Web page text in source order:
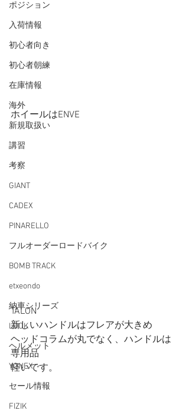
ポジション
入荷情報
初心者向き
初心者朝練
在庫情報
海外
新規取扱い
講習
考察
GIANT
CADEX
PINARELLO
フルオーダーロードバイク
BOMB TRACK
etxeondo
納車シリーズ
LOOK
ヘルメット
YONEX
セール情報
FIZIK
ホイールはENVE
TALON
新しいハンドルはフレアが大きめ
ヘッドコラムが丸でなく、ハンドルは
専用品
軽いです。